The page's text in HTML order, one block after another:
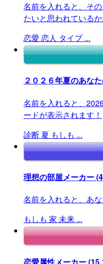
名前を入れると、そ
たいと思われている
恋愛 恋人 タイプ ...
２０２６年夏のあな
名前を入れると、
ードが表示されます！
診断 夏 もしも ...
理想の部屋メーカー
名前を入れると、あ
もしも 家 未来 ...
恋愛属性メーカー